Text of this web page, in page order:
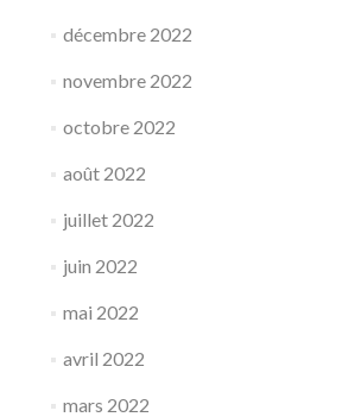
décembre 2022
novembre 2022
octobre 2022
août 2022
juillet 2022
juin 2022
mai 2022
avril 2022
mars 2022